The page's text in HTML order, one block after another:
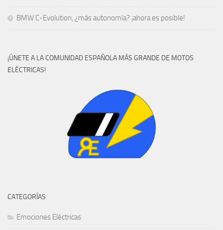
BMW C-Evolution, ¿más autonomía? ¡ahora es posible!
¡ÚNETE A LA COMUNIDAD ESPAÑOLA MÁS GRANDE DE MOTOS
ELÉCTRICAS!
CATEGORÍAS
Emociones Eléctricas